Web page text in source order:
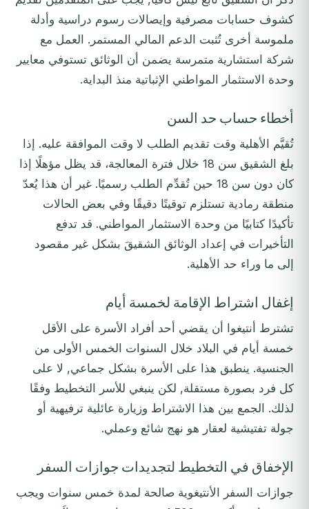
كشوف حسابات مصرفية وإيصالات رسوم دراسية وأدلة
ملموسة أخرى تُثبت الدعم المالي المستمر. العمل مع
شركة استشارية متمرسة يضمن أن الوثائق تستوفي معايير
وحدة الاستثمار المواطني الإثباتية منذ البداية.
أخطاء حساب حد السن
تُقيَّم الأهلية وقت تقديم الطلب لا وقت الموافقة عليه. إذا
بلغ الشقيق سن 18 خلال فترة المعالجة، قد يظل مؤهلًا إذا
كان دون سن 18 حين تُقدِّم الطلب رسميًا. غير أن هذا يُعدّ
منطقة رمادية تستلزم توقيتًا دقيقًا وفي بعض الحالات
تأكيدًا كتابيًا من وحدة الاستثمار المواطني. قد تدفع
التأخيرات في إعداد الوثائق الشقيقَ بشكل غير مقصود
إلى ما وراء حد الأهلية.
إغفال اشتراط الإقامة لخمسة أيام
تشترط أنتيغوا أن يقضي أحد أفراد الأسرة على الأقل
خمسة أيام في البلاد خلال السنوات الخمس الأولى من
الجنسية. ينطبق هذا على الأسرة بشكل جماعي, لا على
كل فرد بصورة مستقلة, لكن ينبغي للأسر التخطيط وفقًا
لذلك. الجمع بين هذا الاشتراط وزيارة عائلية ترفيهية أو
جولة تفتيشية لعقار هو نهج شائع وعملي.
الإخفاق في التخطيط لتجديدات جوازات السفر
جوازات السفر الأنتيغوية صالحة لمدة خمس سنوات ويجب